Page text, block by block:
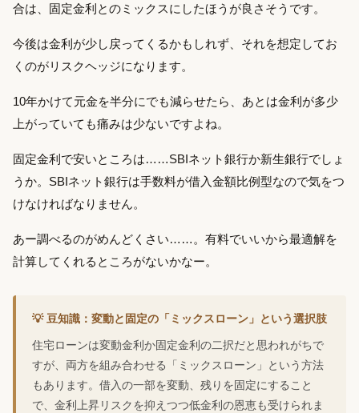
合は、固定金利とのミックスにしたほうが良さそうです。
今後は金利が少し戻ってくるかもしれず、それを想定してお
くのがリスクヘッジになります。
10年かけて元金を半分にでも減らせたら、あとは金利が多少
上がっていても痛みは少ないですよね。
固定金利で安いところは……SBIネット銀行か新生銀行でしょ
うか。SBIネット銀行は手数料が借入金額比例型なので気をつ
けなければなりません。
あー調べるのがめんどくさい……。有料でいいから最適解を
計算してくれるところがないかなー。
💡 豆知識：変動と固定の「ミックスローン」という選択肢
住宅ローンは変動金利か固定金利の二択だと思われがちで
すが、両方を組み合わせる「ミックスローン」という方法
もあります。借入の一部を変動、残りを固定にすること
で、金利上昇リスクを抑えつつ低金利の恩恵も受けられま